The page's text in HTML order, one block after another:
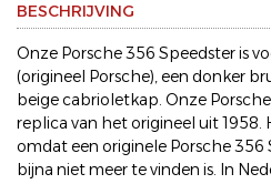
BESCHRIJVING
Onze Porsche 356 Speedster is
(origineel Porsche), een donker
beige cabrioletkap. Onze
replica van het origineel uit 1958.
omdat een originele Porsche
bijna niet meer te vinden is. In